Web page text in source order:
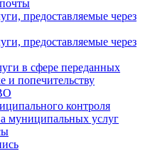
предоставляемые через
предоставляемые через
в сфере переданных
и попечительству
контроля
муниципальных услуг